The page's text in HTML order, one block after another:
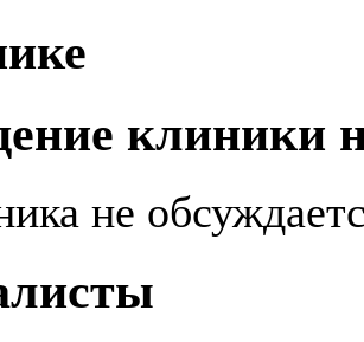
клиники
не